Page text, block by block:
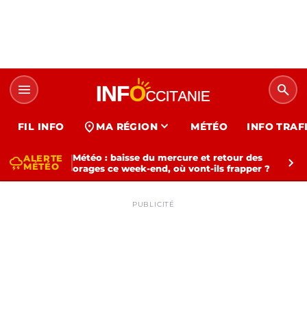
menu search
FIL INFO location_on MA RÉGION expand_more MÉTÉO INFO
thunderstormALERTE
MÉTÉO
Météo : baisse du mercure et retour des
orages ce week-end, où vont-ils frapper ?
chevron_right
PUBLICITÉ